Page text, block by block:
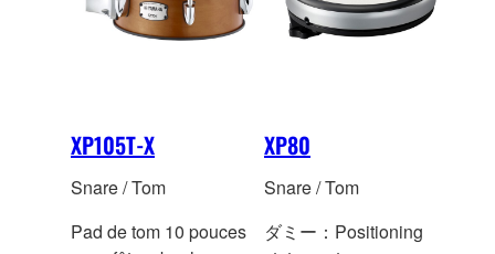
XP105T-X
Snare / Tom
Pad de tom 10 pouces
XP80
Snare / Tom
ダミー：Positioning